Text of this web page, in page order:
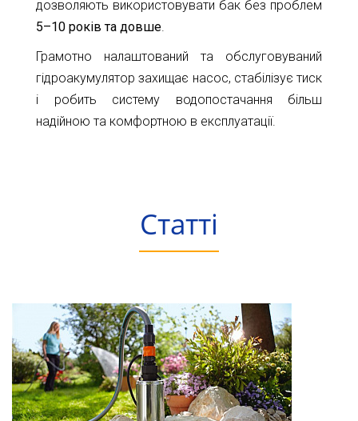
дозволяють використовувати бак без проблем
5–10 років та довше
Грамотно налаштований та обслуговуваний
гідроакумулятор захищає насос, стабілізує тиск
і робить систему водопостачання більш
надійною та комфортною в експлуатації.
Статті